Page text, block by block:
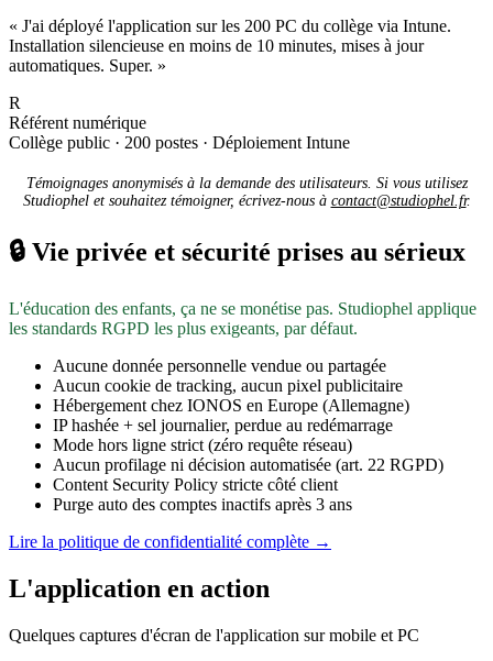
« J'ai déployé l'application sur les 200 PC du collège via Intune.
Installation silencieuse en moins de 10 minutes, mises à jour
automatiques. Super. »
R
Référent numérique
Collège public · 200 postes · Déploiement Intune
Témoignages anonymisés à la demande des utilisateurs. Si vous utilisez
Studiophel et souhaitez témoigner, écrivez-nous à contact@studiophel.fr.
🔒 Vie privée et sécurité prises au sérieux
L'éducation des enfants, ça ne se monétise pas. Studiophel applique
les standards RGPD les plus exigeants, par défaut.
Aucune donnée personnelle vendue ou partagée
Aucun cookie de tracking, aucun pixel publicitaire
Hébergement chez IONOS en Europe (Allemagne)
IP hashée + sel journalier, perdue au redémarrage
Mode hors ligne strict (zéro requête réseau)
Aucun profilage ni décision automatisée (art. 22 RGPD)
Content Security Policy stricte côté client
Purge auto des comptes inactifs après 3 ans
Lire la politique de confidentialité complète →
L'application en action
Quelques captures d'écran de l'application sur mobile et PC